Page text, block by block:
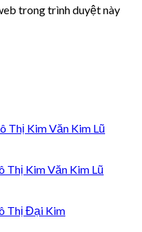
trong trình duyệt này
Thị Kim Văn Kim Lũ
Thị Kim Văn Kim Lũ
Thị Đại Kim